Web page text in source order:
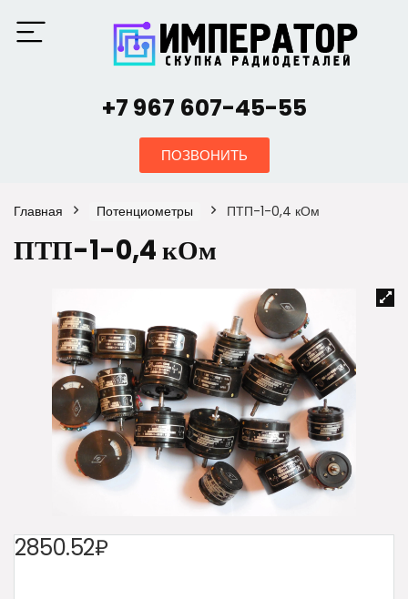
+7 967 607-45-55
ПОЗВОНИТЬ
Главная Потенциометры ПТП-1-0,4 кОм
ПТП-1-0,4 кОм
2850.52₽